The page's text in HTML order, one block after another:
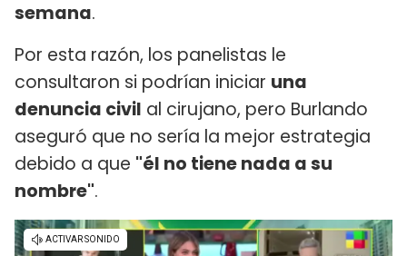
semana.
Por esta razón, los panelistas le
consultaron si podrían iniciar una
denuncia civil al cirujano, pero Burlando
aseguró que no sería la mejor estrategia
debido a que "él no tiene nada a su
nombre".